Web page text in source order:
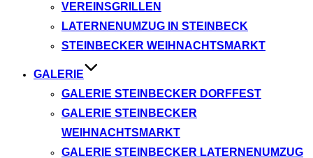
VEREINSGRILLEN
LATERNENUMZUG IN STEINBECK
STEINBECKER WEIHNACHTSMARKT
GALERIE
GALERIE STEINBECKER DORFFEST
GALERIE STEINBECKER
WEIHNACHTSMARKT
GALERIE STEINBECKER LATERNENUMZUG